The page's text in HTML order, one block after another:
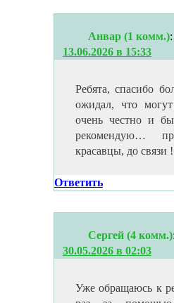
Анвар (1 комм.):
13.06.2026 в 15:33
Ребята, спасибо
ожидал, что
очень честно и
рекомендую…
красавцы, до связи
Ответить
Сергей (4 комм.):
30.05.2026 в 02:03
Уже обращаюсь к